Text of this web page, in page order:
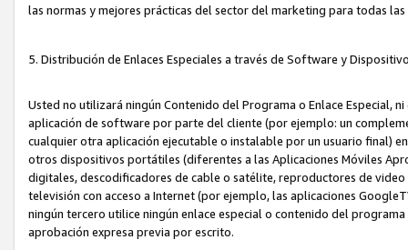
las normas y mejores prácticas del sector del marketing para todas
5. Distribución de Enlaces Especiales a través de Software y
Usted no utilizará ningún Contenido del Programa o Enlace Especial,
aplicación de software por parte del cliente (por ejemplo: un
cualquier otra aplicación ejecutable o instalable por un usuario final)
otros dispositivos portátiles (diferentes a las Aplicaciones Móviles
digitales, descodificadores de cable o satélite, reproductores de
televisión con acceso a Internet (por ejemplo, las aplicaciones
ningún tercero utilice ningún enlace especial o contenido del
aprobación expresa previa por escrito.